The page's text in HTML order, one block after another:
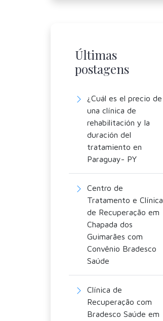
Últimas
postagens
¿Cuál es el precio de
una clínica de
rehabilitación y la
duración del
tratamiento en
Paraguay- PY
Centro de
Tratamento e Clínica
de Recuperação em
Chapada dos
Guimarães com
Convênio Bradesco
Saúde
Clínica de
Recuperação com
Bradesco Saúde em